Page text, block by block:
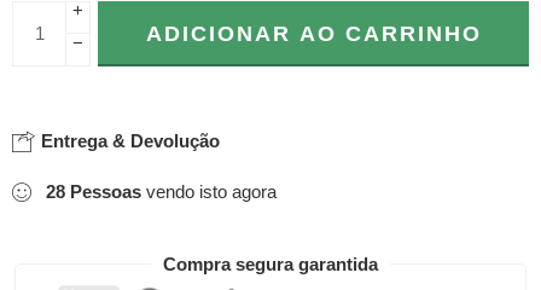
+
−
ADICIONAR AO CARRINHO
Entrega & Devolução
28 Pessoas vendo isto agora
Compra segura garantida